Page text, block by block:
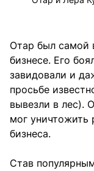
Отар был самой
бизнесе. Его
завидовали и
просьбе
вывезли в лес).
мог уничтожить
бизнеса.
Став